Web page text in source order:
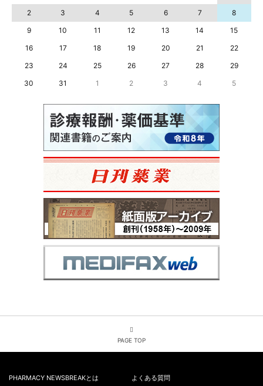
2
3 4 5 6 7
8
9
10 11 12 13 14
15
16
17 18 19 20 21
22
23
24 25 26 27 28
29
30
31 1 2 3 4 5
PAGE TOP
PHARMACY NEWSBREAKとは
よくある質問